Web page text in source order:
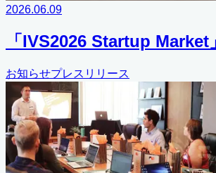
2026.06.09
「IVS2026 Startup
お知らせプレスリリース